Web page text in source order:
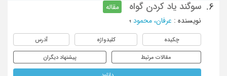
6. سوگند یاد کردن گواه
مقاله
نویسنده : عرفان، محمود ؛
چکیده کلیدواژه آدرس
مقالات مرتبط پیشنهاد دیگران
دانلود